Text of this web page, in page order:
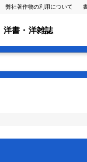
弊社著作物の利用について
洋書・洋雑誌